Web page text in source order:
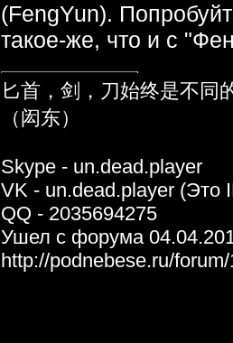
(FengYun).
такое-же, что и с
匕首，剑，刀始终是不同
（闳东）
Skype - un.dead.player
VK - un.dead.player (Это
QQ - 2035694275
Ушел с форума
http://podnebese.ru/